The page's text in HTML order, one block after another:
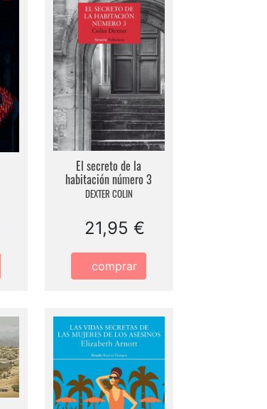
El secreto de la
habitación número 3
DEXTER COLIN
21,95 €
comprar